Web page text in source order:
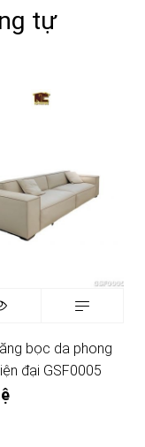
tự
bọc da phong
đại GSF0005